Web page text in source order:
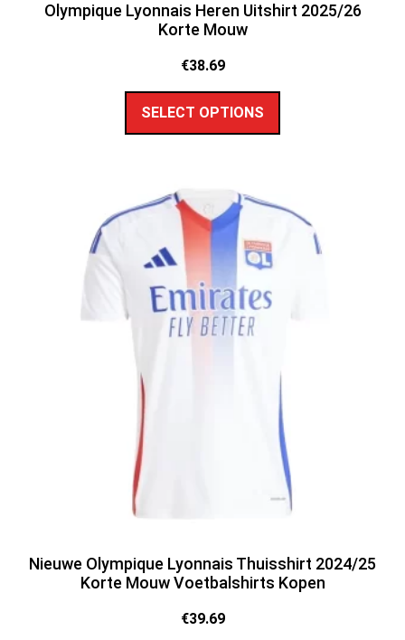
Olympique Lyonnais Heren Uitshirt 2025/26
Korte Mouw
€38.69
SELECT OPTIONS
Nieuwe Olympique Lyonnais Thuisshirt 2024/25
Korte Mouw Voetbalshirts Kopen
€39.69